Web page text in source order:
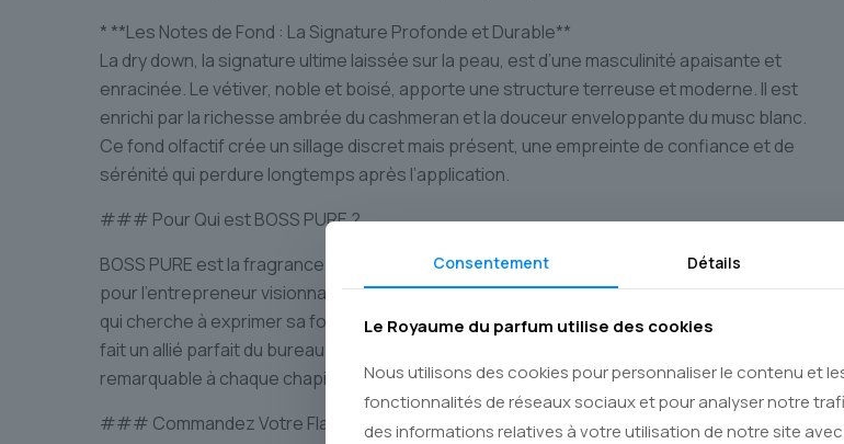
* **Les Notes de Fond : La Signature Profonde et Durable**
La dry down, la signature ultime laissée sur la peau, est d’une masculinité apaisante et
enracinée. Le vétiver, noble et boisé, apporte une structure terreuse et moderne. Il est
enrichi par la richesse ambrée du cashmeran et la douceur enveloppante du musc blanc.
Ce fond olfactif crée un sillage discret mais présent, une empreinte de confiance et de
sérénité qui perdure longtemps après l’application.
### Pour Qui est BOSS PURE ?
BOSS PURE est la fragrance signature de l’homme qui valorise l’authenticité. Il est fait
pour l’entrepreneur visionnaire, le créateur au style affirmé, ou tout simplement l’homme
qui cherche à exprimer sa force intérieure avec grâce et discrétion. Sa polyvalence en
fait un allié parfait du bureau aux sorties nocturnes, s’adaptant avec une aisance
remarquable à chaque chapitre de votre journée.
### Commandez Votre Flacon d’Authenticité sur Le Royaume du Parfum
Consentement Détails
Le Royaume du parfum utilise des cookies
Nous utilisons des cookies pour personnaliser le contenu et
fonctionnalités de réseaux sociaux et pour analyser notre
des informations relatives à votre utilisation de notre site